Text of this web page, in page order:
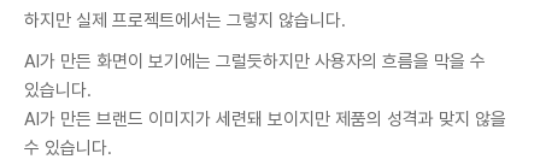
하지만 실제 프로젝트에서는 그렇지 않습니다.
AI가 만든 화면이 보기에는 그럴듯하지만 사용자의 흐름을 막을 수
있습니다.
AI가 만든 브랜드 이미지가 세련돼 보이지만 제품의 성격과 맞지 않을
수 있습니다.